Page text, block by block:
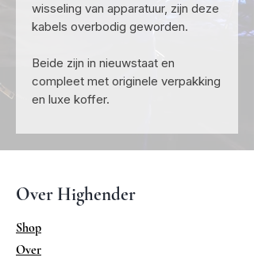
wisseling van apparatuur, zijn deze
kabels overbodig geworden.
Beide zijn in nieuwstaat en
compleet met originele verpakking
en luxe koffer.
Over Highender
Shop
Over